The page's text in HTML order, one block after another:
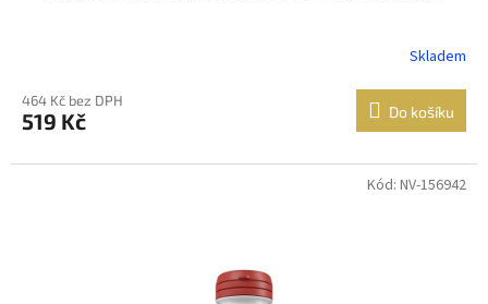
Skladem
464 Kč bez DPH
519 Kč Do košíku
Kód: NV-156942